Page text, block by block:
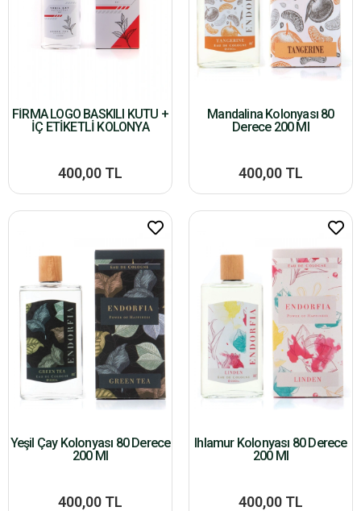
FİRMA LOGO BASKILI KUTU +
İÇ ETİKETLİ KOLONYA
400,00 TL
Mandalina Kolonyası 80
Derece 200 Ml
400,00 TL
Yeşil Çay Kolonyası 80 Derece
200 Ml
400,00 TL
Ihlamur Kolonyası 80 Derece
200 Ml
400,00 TL